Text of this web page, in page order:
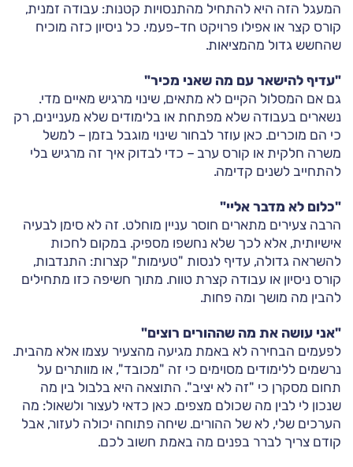
המעגל הזה היא להתחיל מהתנסויות קטנות: עבודה זמנית,
קורס קצר או אפילו פרויקט חד-פעמי. כל ניסיון כזה מוכיח
שהחשש גדול מהמציאות.
"עדיף להישאר עם מה שאני מכיר"
גם אם המסלול הקיים לא מתאים, שינוי מרגיש מאיים מדי.
נשארים בעבודה שלא מפתחת או בלימודים שלא מעניינים, רק
כי הם מוכרים. כאן עוזר לבחור שינוי מוגבל בזמן – למשל
משרה חלקית או קורס ערב – כדי לבדוק איך זה מרגיש בלי
להתחייב לשנים קדימה.
"כלום לא מדבר אליי"
הרבה צעירים מתארים חוסר עניין מוחלט. זה לא סימן לבעיה
אישיותית, אלא לכך שלא נחשפו מספיק. במקום לחכות
להשראה גדולה, עדיף לנסות "טעימות" קצרות: התנדבות,
קורס ניסיון או עבודה קצרת טווח. מתוך חשיפה כזו מתחילים
להבין מה מושך ומה פחות.
"אני עושה את מה שההורים רוצים"
לפעמים הבחירה לא באמת מגיעה מהצעיר עצמו אלא מהבית.
נרשמים ללימודים מסוימים כי זה "מכובד", או מוותרים על
תחום מסקרן כי "זה לא יציב". התוצאה היא בלבול בין מה
שנכון לי לבין מה שכולם מצפים. כאן כדאי לעצור ולשאול: מה
הערכים שלי, לא של ההורים. שיחה פתוחה יכולה לעזור, אבל
קודם צריך לברר בפנים מה באמת חשוב לכם.